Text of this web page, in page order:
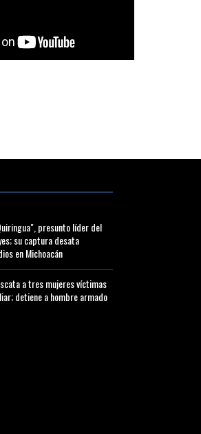
presunto líder del
su captura desata
en Michoacán
a tres mujeres víctimas
detiene a hombre armado